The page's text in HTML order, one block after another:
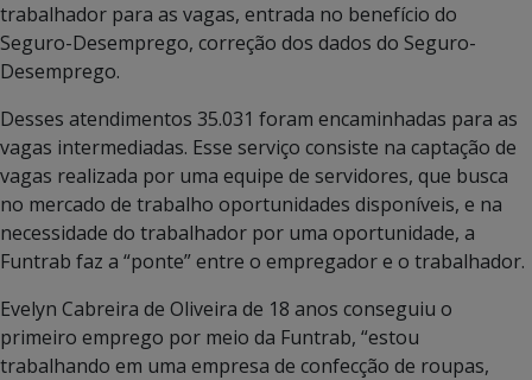
trabalhador para as vagas, entrada no benefício do
Seguro-Desemprego, correção dos dados do Seguro-
Desemprego.
Desses atendimentos 35.031 foram encaminhadas para as
vagas intermediadas. Esse serviço consiste na captação de
vagas realizada por uma equipe de servidores, que busca
no mercado de trabalho oportunidades disponíveis, e na
necessidade do trabalhador por uma oportunidade, a
Funtrab faz a “ponte” entre o empregador e o trabalhador.
Evelyn Cabreira de Oliveira de 18 anos conseguiu o
primeiro emprego por meio da Funtrab, “estou
trabalhando em uma empresa de confecção de roupas,